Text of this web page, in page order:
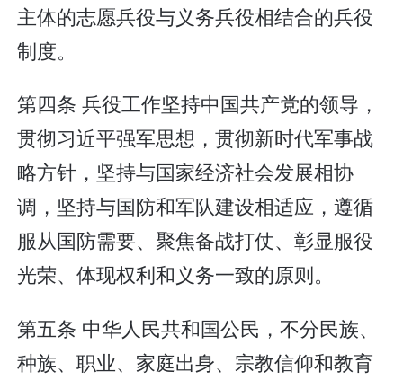
主体的志愿兵役与义务兵役相结合的兵役
制度。
第四条 兵役工作坚持中国共产党的领导，
贯彻习近平强军思想，贯彻新时代军事战
略方针，坚持与国家经济社会发展相协
调，坚持与国防和军队建设相适应，遵循
服从国防需要、聚焦备战打仗、彰显服役
光荣、体现权利和义务一致的原则。
第五条 中华人民共和国公民，不分民族、
种族、职业、家庭出身、宗教信仰和教育